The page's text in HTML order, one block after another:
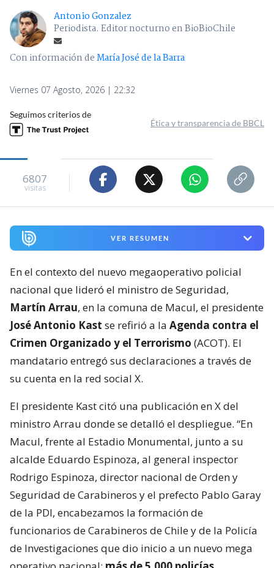
Antonio Gonzalez
Periodista. Editor nocturno en BioBioChile
Con información deMaría José de la Barra
Viernes 07 Agosto, 2026 | 22:32
Seguimos criterios de
Ética y transparencia de BBCL
6807
visitas
VER RESUMEN
En el contexto del nuevo megaoperativo policial
nacional que lideró el ministro de Seguridad,
Martín Arrau, en la comuna de Macul, el presidente
José Antonio Kast se refirió a la Agenda contra el
Crimen Organizado y el Terrorismo (ACOT). El
mandatario entregó sus declaraciones a través de
su cuenta en la red social X.
El presidente Kast citó una publicación en X del
ministro Arrau donde se detalló el despliegue. “En
Macul, frente al Estadio Monumental, junto a su
alcalde Eduardo Espinoza, al general inspector
Rodrigo Espinoza, director nacional de Orden y
Seguridad de Carabineros y el prefecto Pablo Garay
de la PDI, encabezamos la formación de
funcionarios de Carabineros de Chile y de la Policía
de Investigaciones que dio inicio a un nuevo mega